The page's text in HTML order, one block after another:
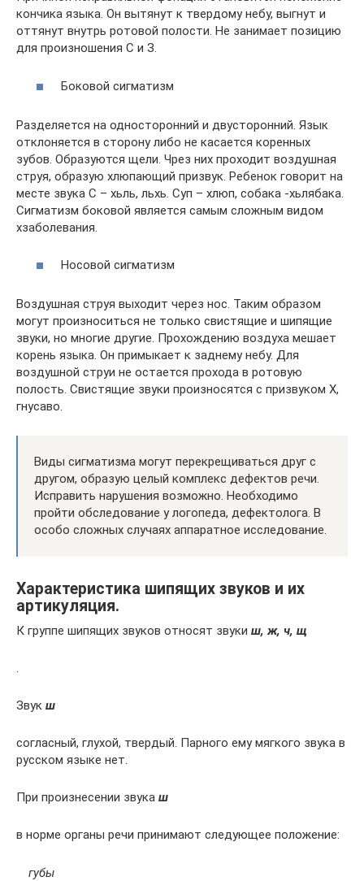
кончика языка. Он вытянут к твердому небу, выгнут и
оттянут внутрь ротовой полости. Не занимает позицию
для произношения С и З.
Боковой сигматизм
Разделяется на односторонний и двусторонний. Язык
отклоняется в сторону либо не касается коренных
зубов. Образуются щели. Чрез них проходит воздушная
струя, образую хлюпающий призвук. Ребенок говорит на
месте звука С – хьль, льхь. Суп – хлюп, собака -хьлябака.
Сигматизм боковой является самым сложным видом
хзаболевания.
Носовой сигматизм
Воздушная струя выходит через нос. Таким образом
могут произноситься не только свистящие и шипящие
звуки, но многие другие. Прохождению воздуха мешает
корень языка. Он примыкает к заднему небу. Для
воздушной струи не остается прохода в ротовую
полость. Свистящие звуки произносятся с призвуком Х,
гнусаво.
Виды сигматизма могут перекрещиваться друг с
другом, образую целый комплекс дефектов речи.
Исправить нарушения возможно. Необходимо
пройти обследование у логопеда, дефектолога. В
особо сложных случаях аппаратное исследование.
Характеристика шипящих звуков и их
артикуляция.
К группе шипящих звуков относят звуки ш, ж, ч, щ
.
Звук ш
согласный, глухой, твердый. Парного ему мягкого звука в
русском языке нет.
При произнесении звука ш
в норме органы речи принимают следующее положение:
губы